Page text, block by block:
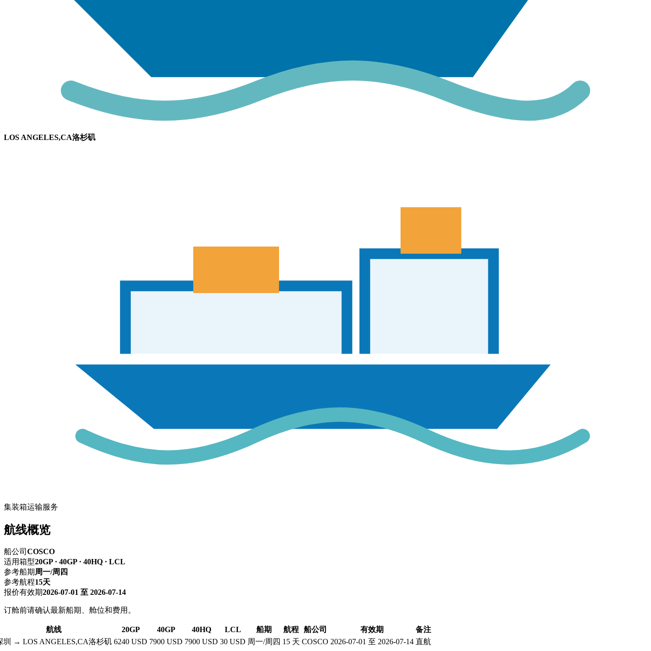
LOS ANGELES,CA洛杉矶
集装箱运输服务
航线概览
船公司 COSCO
适用箱型20GP · 40GP · 40HQ · LCL
参考船期周一/周四
参考航程15天
报价有效期2026-07-01 至 2026-07-14
订舱前请确认最新船期、舱位和费用。
航线 20GP 40GP 40HQ LCL 船期 航程 船公司 有效期
备注
圳 → LOS ANGELES,CA洛杉矶 6240 USD 7900 USD 7900 USD 30 USD 周一/周四 15 天 COSCO 2026-07-01 至 2026-07-14 直航